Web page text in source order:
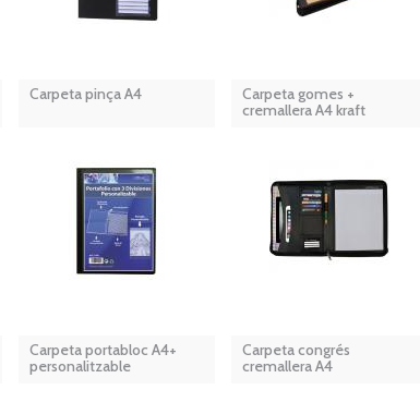
Carpeta pinça A4
Carpeta gomes +
cremallera A4 kraft
Carpeta portabloc A4+
personalitzable
Carpeta congrés
cremallera A4